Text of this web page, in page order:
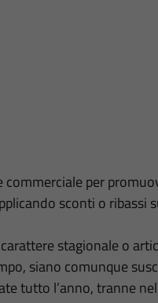
per
sconti o ribassi
stagionale o
siano comunque
tutto l’anno, tranne